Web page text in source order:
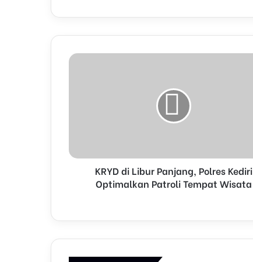
u
E
KRYD di Libur Panjang, Polres Kediri
Optimalkan Patroli Tempat Wisata